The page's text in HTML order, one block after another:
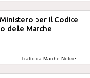
per il Codice
delle Marche
Tratto da Marche Notizie